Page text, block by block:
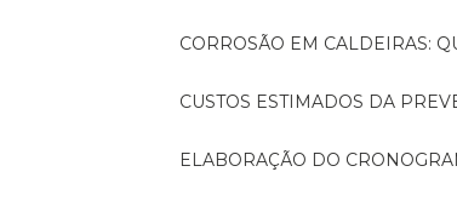
CORROSÃO EM CALDEIRAS:
CUSTOS ESTIMADOS DA
ELABORAÇÃO DO